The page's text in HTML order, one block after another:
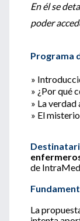
En él se
poder
Programa
»
» ¿Por qué
» La verdad
» El
de
La